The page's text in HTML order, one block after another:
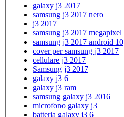
galaxy j3 2017
samsung j3 2017 nero
j3 2017
samsung j3 2017 megapixel
samsung j3 2017 android 10
cover per samsung j3 2017
cellulare j3 2017
Samsung j3 2017
galaxy j3 6
galaxy j3 ram
samsung galaxy j3 2016
microfono galaxy j3
batteria galaxy j3 6